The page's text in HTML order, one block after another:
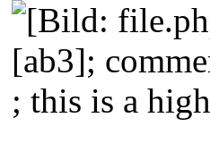
[ab3];
; this is a